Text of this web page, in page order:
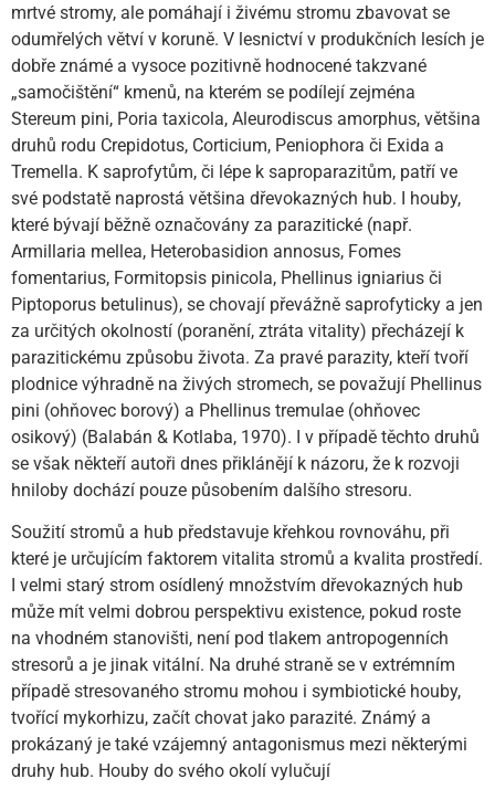
mrtvé stromy, ale pomáhají i živému stromu zbavovat se
odumřelých větví v koruně. V lesnictví v produkčních lesích je
dobře známé a vysoce pozitivně hodnocené takzvané
„samočištění“ kmenů, na kterém se podílejí zejména
Stereum pini, Poria taxicola, Aleurodiscus amorphus, většina
druhů rodu Crepidotus, Corticium, Peniophora či Exida a
Tremella. K saprofytům, či lépe k saproparazitům, patří ve
své podstatě naprostá většina dřevokazných hub. I houby,
které bývají běžně označovány za parazitické (např.
Armillaria mellea, Heterobasidion annosus, Fomes
fomentarius, Formitopsis pinicola, Phellinus igniarius či
Piptoporus betulinus), se chovají převážně saprofyticky a jen
za určitých okolností (poranění, ztráta vitality) přecházejí k
parazitickému způsobu života. Za pravé parazity, kteří tvoří
plodnice výhradně na živých stromech, se považují Phellinus
pini (ohňovec borový) a Phellinus tremulae (ohňovec
osikový) (Balabán & Kotlaba, 1970). I v případě těchto druhů
se však někteří autoři dnes přiklánějí k názoru, že k rozvoji
hniloby dochází pouze působením dalšího stresoru.
Soužití stromů a hub představuje křehkou rovnováhu, při
které je určujícím faktorem vitalita stromů a kvalita prostředí.
I velmi starý strom osídlený množstvím dřevokazných hub
může mít velmi dobrou perspektivu existence, pokud roste
na vhodném stanovišti, není pod tlakem antropogenních
stresorů a je jinak vitální. Na druhé straně se v extrémním
případě stresovaného stromu mohou i symbiotické houby,
tvořící mykorhizu, začít chovat jako parazité. Známý a
prokázaný je také vzájemný antagonismus mezi některými
druhy hub. Houby do svého okolí vylučují